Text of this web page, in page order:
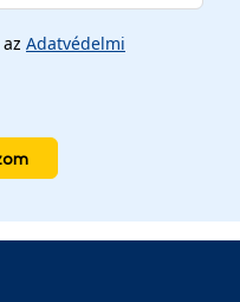
Adatvédelmi